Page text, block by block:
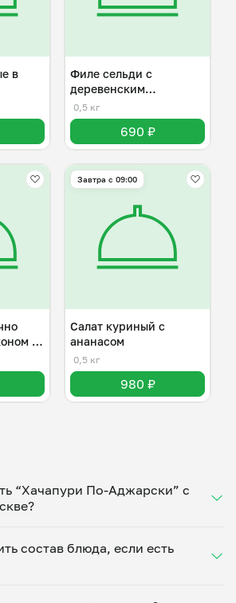
в
Филе сельди с
деревенским
картофелем и луком
0,5 кг
690 ₽
и
Завтра c 09:00
Салат куриный с
ананасом
0,5 кг
980 ₽
“Хачапури По-Аджарски” с
— и получите свежее
большой порции прямо с плиты.
отслеживайте в личном
состав блюда, если есть